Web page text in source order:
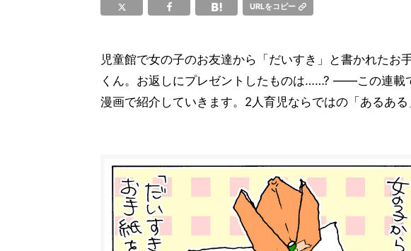
URLをコピー
児童館で女の子のお友達から「だいすき」と書かれたお
くん。お返しにプレゼントしたものは……? ――この連載
漫画で紹介していきます。2人育児ならではの「あるある